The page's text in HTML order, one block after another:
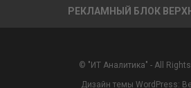
РЕКЛАМНЫЙ БЛОК
© "ИТ Аналитика" - All
Дизайн темы WordPress: